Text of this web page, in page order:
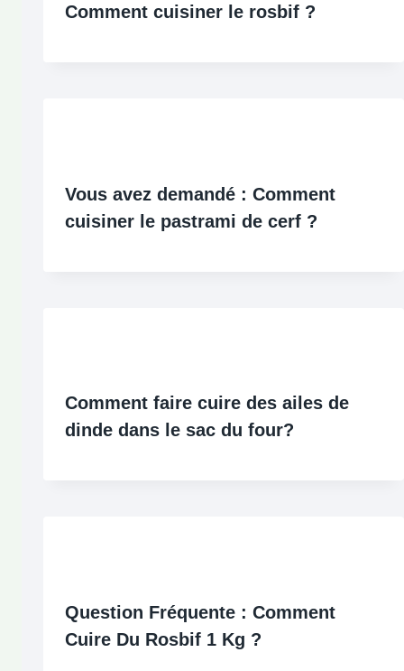
Comment cuisiner le rosbif ?
Vous avez demandé : Comment
cuisiner le pastrami de cerf ?
Comment faire cuire des ailes de
dinde dans le sac du four?
Question Fréquente : Comment
Cuire Du Rosbif 1 Kg ?